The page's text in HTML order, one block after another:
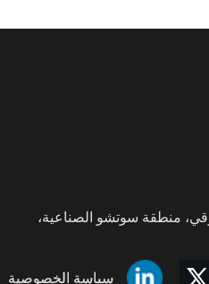
منطقة سوتشو الصناعية،
سياسة الخصوصية